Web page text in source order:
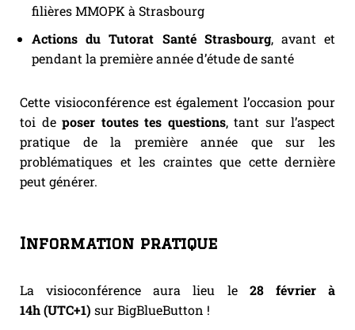
filières MMOPK à Strasbourg
Actions du Tutorat Santé Strasbourg, avant et
pendant la première année d’étude de santé
Cette visioconférence est également l’occasion pour
toi de poser toutes tes questions, tant sur l’aspect
pratique de la première année que sur les
problématiques et les craintes que cette dernière
peut générer.
Information pratique
La visioconférence aura lieu le 28 février à
14h(UTC+1) sur BigBlueButton !